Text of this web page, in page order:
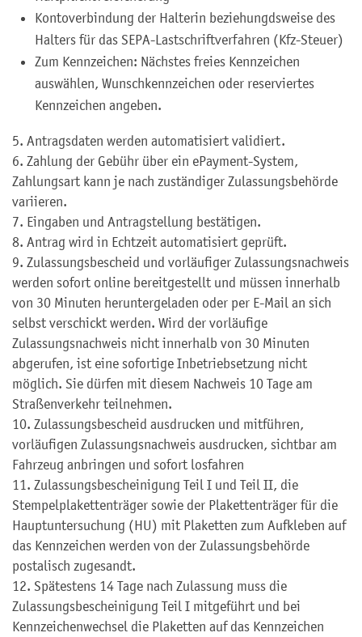
Kontoverbindung der Halterin beziehungdsweise des
Halters für das SEPA-Lastschriftverfahren (Kfz-Steuer)
Zum Kennzeichen: Nächstes freies Kennzeichen
auswählen, Wunschkennzeichen oder reserviertes
Kennzeichen angeben.
5. Antragsdaten werden automatisiert validiert.
6. Zahlung der Gebühr über ein ePayment-System,
Zahlungsart kann je nach zuständiger Zulassungsbehörde
variieren.
7. Eingaben und Antragstellung bestätigen.
8. Antrag wird in Echtzeit automatisiert geprüft.
9. Zulassungsbescheid und vorläufiger Zulassungsnachweis
werden sofort online bereitgestellt und müssen innerhalb
von 30 Minuten heruntergeladen oder per E-Mail an sich
selbst verschickt werden. Wird der vorläufige
Zulassungsnachweis nicht innerhalb von 30 Minuten
abgerufen, ist eine sofortige Inbetriebsetzung nicht
möglich. Sie dürfen mit diesem Nachweis 10 Tage am
Straßenverkehr teilnehmen.
10. Zulassungsbescheid ausdrucken und mitführen,
vorläufigen Zulassungsnachweis ausdrucken, sichtbar am
Fahrzeug anbringen und sofort losfahren
11. Zulassungsbescheinigung Teil I und Teil II, die
Stempelplakettenträger sowie der Plakettenträger für die
Hauptuntersuchung (HU) mit Plaketten zum Aufkleben auf
das Kennzeichen werden von der Zulassungsbehörde
postalisch zugesandt.
12. Spätestens 14 Tage nach Zulassung muss die
Zulassungsbescheinigung Teil I mitgeführt und bei
Kennzeichenwechsel die Plaketten auf das Kennzeichen